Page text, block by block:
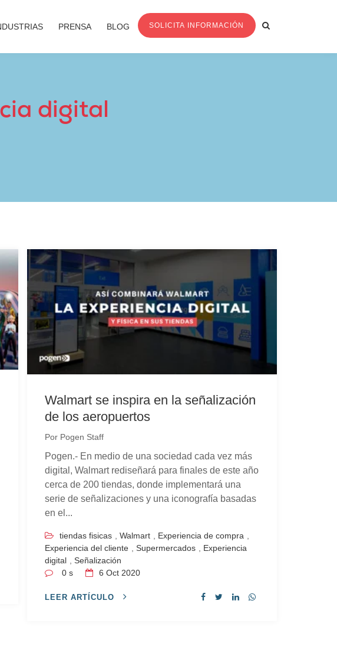
PRENSA BLOG SOLICITA INFORMACIÓN
digital
Walmart se inspira en la señalización
de los aeropuertos
Por Pogen Staff
Pogen.- En medio de una sociedad cada vez más
digital, Walmart rediseñará para finales de este año
cerca de 200 tiendas, donde implementará una
serie de señalizaciones y una iconografía basadas
en el...
tiendas fisicas ,Walmart Experiencia de compra
Experiencia del cliente
,Supermercados
Experiencia
digital
,Señalización
0 s
6Oct 2020
LEER ARTÍCULO